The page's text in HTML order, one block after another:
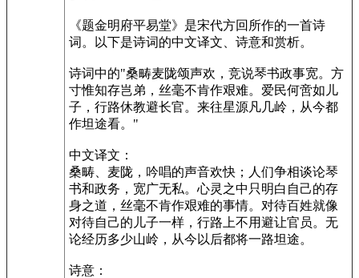
《题金明府平易堂》是宋代方回所作的一首诗
词。以下是诗词的中文译文、诗意和赏析。
诗词中的"桑畴麦陇颂声欢，竞说琴书政事宽。方
寸惟知存岂弟，丝毫不肯作艰难。爱民何啻如儿
子，行路休教避长官。来往星源凡几岭，从今都
作坦途看。"
中文译文：
桑畴、麦陇，吟唱的声音欢快；人们争相谈论琴
书和政务，宽广无私。心灵之中只明白自己的存
身之道，丝毫不肯作艰难的事情。对待百姓就像
对待自己的儿子一样，行路上不用避让官员。无
论经历多少山岭，从今以后都将一路坦途。
诗意：